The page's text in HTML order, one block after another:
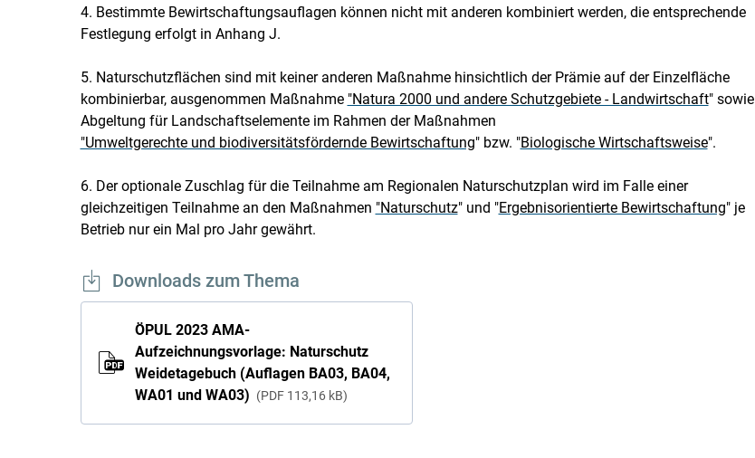
4. Bestimmte Bewirtschaftungsauflagen können nicht mit anderen kombiniert werden, die entsprechende
Festlegung erfolgt in Anhang J.
5. Naturschutzflächen sind mit keiner anderen Maßnahme hinsichtlich der Prämie auf der Einzelfläche
kombinierbar, ausgenommen Maßnahme "Natura 2000 und andere Schutzgebiete - Landwirtschaft" sowie
Abgeltung für Landschaftselemente im Rahmen der Maßnahmen
"Umweltgerechte und biodiversitätsfördernde Bewirtschaftung" bzw. "Biologische Wirtschaftsweise".
6. Der optionale Zuschlag für die Teilnahme am Regionalen Naturschutzplan wird im Falle einer
gleichzeitigen Teilnahme an den Maßnahmen "Naturschutz" und "Ergebnisorientierte Bewirtschaftung" je
Betrieb nur ein Mal pro Jahr gewährt.
Downloads zum Thema
ÖPUL 2023 AMA-
Aufzeichnungsvorlage: Naturschutz
Weidetagebuch (Auflagen BA03, BA04,
WA01 und WA03)
PDF 113,16 kB